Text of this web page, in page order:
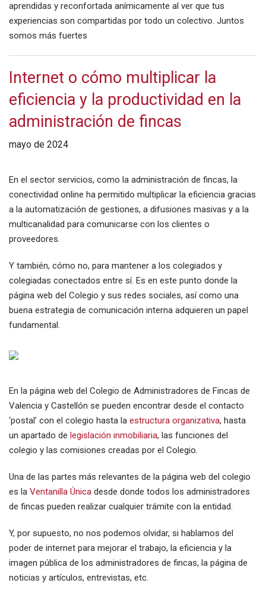
aprendidas y reconfortada anímicamente al ver que tus
experiencias son compartidas por todo un colectivo. Juntos
somos más fuertes
Internet o cómo multiplicar la
eficiencia y la productividad en la
administración de fincas
mayo de 2024
En el sector servicios, como la administración de fincas, la
conectividad online ha permitido multiplicar la eficiencia gracias
a la automatización de gestiones, a difusiones masivas y a la
multicanalidad para comunicarse con los clientes o
proveedores.
Y también, cómo no, para mantener a los colegiados y
colegiadas conectados entre sí. Es en este punto donde la
página web del Colegio y sus redes sociales, así como una
buena estrategia de comunicación interna adquieren un papel
fundamental.
En la página web del Colegio de Administradores de Fincas de
Valencia y Castellón se pueden encontrar desde el contacto
‘postal’ con el colegio hasta la estructura organizativa, hasta
un apartado de legislación inmobiliaria, las funciones del
colegio y las comisiones creadas por el Colegio.
Una de las partes más relevantes de la página web del colegio
es la Ventanilla Única desde donde todos los administradores
de fincas pueden realizar cualquier trámite con la entidad.
Y, por supuesto, no nos podemos olvidar, si hablamos del
poder de internet para mejorar el trabajo, la eficiencia y la
imagen pública de los administradores de fincas, la página de
noticias y artículos, entrevistas, etc.